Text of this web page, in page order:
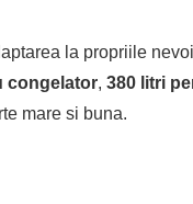
la propriile
congelator, 380 litri
mare si buna.